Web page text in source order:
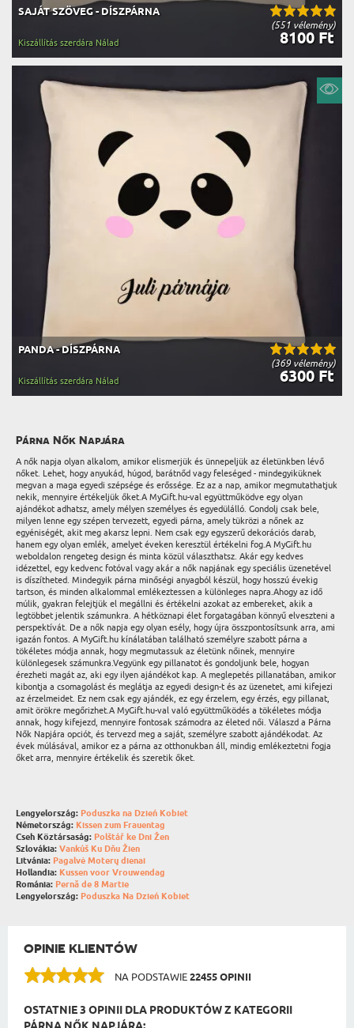
(551 vélemény)
SAJÁT SZÖVEG - DÍSZPÁRNA
8100 Ft
Kiszállítás szerdára Nálad
(369 vélemény)
PANDA - DÍSZPÁRNA
6300 Ft
Kiszállítás szerdára Nálad
Párna Nők Napjára
A nők napja olyan alkalom, amikor elismerjük és ünnepeljük az életünkben lévő
nőket. Lehet, hogy anyukád, húgod, barátnőd vagy feleséged - mindegyiküknek
megvan a maga egyedi szépsége és erőssége. Ez az a nap, amikor megmutathatjuk
nekik, mennyire értékeljük őket.A MyGift.hu-val együttműködve egy olyan
ajándékot adhatsz, amely mélyen személyes és egyedülálló. Gondolj csak bele,
milyen lenne egy szépen tervezett, egyedi párna, amely tükrözi a nőnek az
egyéniségét, akit meg akarsz lepni. Nem csak egy egyszerű dekorációs darab,
hanem egy olyan emlék, amelyet éveken keresztül értékelni fog.A MyGift.hu
weboldalon rengeteg design és minta közül választhatsz. Akár egy kedves
idézettel, egy kedvenc fotóval vagy akár a nők napjának egy speciális üzenetével
is díszítheted. Mindegyik párna minőségi anyagból készül, hogy hosszú évekig
tartson, és minden alkalommal emlékeztessen a különleges napra.Ahogy az idő
múlik, gyakran felejtjük el megállni és értékelni azokat az embereket, akik a
legtöbbet jelentik számunkra. A hétköznapi élet forgatagában könnyű elveszteni a
perspektívát. De a nők napja egy olyan esély, hogy újra összpontosítsunk arra, ami
igazán fontos. A MyGift.hu kínálatában található személyre szabott párna a
tökéletes módja annak, hogy megmutassuk az életünk nőinek, mennyire
különlegesek számunkra.Vegyünk egy pillanatot és gondoljunk bele, hogyan
érezheti magát az, aki egy ilyen ajándékot kap. A meglepetés pillanatában, amikor
kibontja a csomagolást és meglátja az egyedi design-t és az üzenetet, ami kifejezi
az érzelmeidet. Ez nem csak egy ajándék, ez egy érzelem, egy érzés, egy pillanat,
amit örökre megőrizhet.A MyGift.hu-val való együttműködés a tökéletes módja
annak, hogy kifejezd, mennyire fontosak számodra az életed női. Válaszd a Párna
Nők Napjára opciót, és tervezd meg a saját, személyre szabott ajándékodat. Az
évek múlásával, amikor ez a párna az otthonukban áll, mindig emlékeztetni fogja
őket arra, mennyire értékelik és szeretik őket.
Lengyelország: Poduszka na Dzień Kobiet
Németország: Kissen zum Frauentag
Cseh Köztársaság: Polštář ke Dni Žen
Szlovákia: Vankúš Ku Dňu Žien
Litvánia: Pagalvė Moterų dienai
Hollandia: Kussen voor Vrouwendag
Románia: Pernă de 8 Martie
Lengyelország: Poduszka Na Dzień Kobiet
OPINIE KLIENTÓW
NA PODSTAWIE22455 OPINII
OSTATNIE 3 OPINII DLA PRODUKTÓW Z KATEGORII